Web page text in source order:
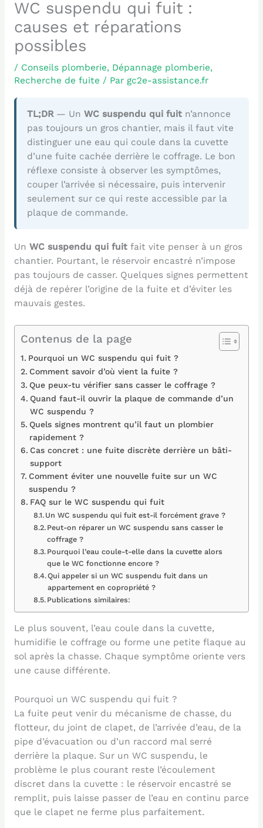
WC suspendu qui fuit :
causes et réparations
possibles
/ Conseils plomberie, Dépannage plomberie,
Recherche de fuite / Par gc2e-assistance.fr
TL;DR— Un WC suspendu qui fuitn’annonce
pas toujours un gros chantier, mais il faut vite
distinguer une eau qui coule dans la cuvette
d’une fuite cachée derrière le coffrage. Le bon
réflexe consiste à observer les symptômes,
couper l’arrivée si nécessaire, puis intervenir
seulement sur ce qui reste accessible par la
plaque de commande.
Un WC suspendu qui fuitfait vite penser à un gros
chantier. Pourtant, le réservoir encastré n’impose
pas toujours de casser. Quelques signes permettent
déjà de repérer l’origine de la fuite et d’éviter les
mauvais gestes.
Contenus de la page
Pourquoi un WC suspendu qui fuit ?
Comment savoir d’où vient la fuite ?
Que peux-tu vérifier sans casser le coffrage ?
Quand faut-il ouvrir la plaque de commande d’un
WC suspendu ?
Quels signes montrent qu’il faut un plombier
rapidement ?
Cas concret : une fuite discrète derrière un bâti-
support
Comment éviter une nouvelle fuite sur un WC
suspendu ?
FAQ sur le WC suspendu qui fuit
Un WC suspendu qui fuit est-il forcément grave ?
Peut-on réparer un WC suspendu sans casser le
coffrage ?
Pourquoi l’eau coule-t-elle dans la cuvette alors
que le WC fonctionne encore ?
Qui appeler si un WC suspendu fuit dans un
appartement en copropriété ?
Publications similaires:
Le plus souvent, l’eau coule dans la cuvette,
humidifie le coffrage ou forme une petite flaque au
sol après la chasse. Chaque symptôme oriente vers
une cause différente.
Pourquoi un WC suspendu qui fuit ?
La fuite peut venir du mécanisme de chasse, du
flotteur, du joint de clapet, de l’arrivée d’eau, de la
pipe d’évacuation ou d’un raccord mal serré
derrière la plaque. Sur un WC suspendu, le
problème le plus courant reste l’écoulement
discret dans la cuvette : le réservoir encastré se
remplit, puis laisse passer de l’eau en continu parce
que le clapet ne ferme plus parfaitement.